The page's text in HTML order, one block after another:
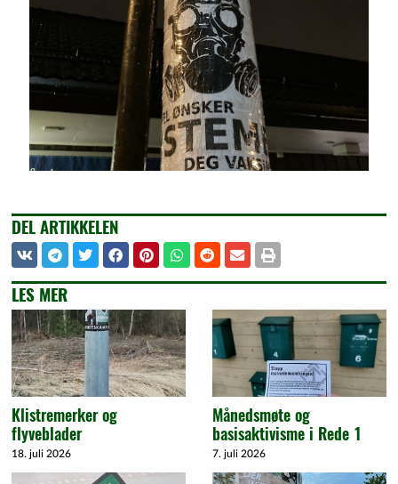
LES MER
Klistremerker og
flyveblader
18. juli 2026
Månedsmøte og
basisaktivisme i Rede 1
7. juli 2026
DEL ARTIKKELEN